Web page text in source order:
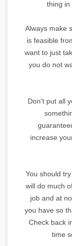
thing in
Always make
is feasible
want to just
you do not
Don't put all
increase
You should
will do much
job and at
you have so
Check back
time